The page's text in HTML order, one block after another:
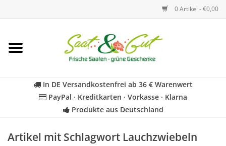
0 Artikel - €0,00
Startseite
Kräuter
In DE Versandkostenfrei ab 36 € Warenwert
PayPal · Kreditkarten · Vorkasse · Klarna
Produkte aus Deutschland
Artikel mit Schlagwort Lauchzwiebeln